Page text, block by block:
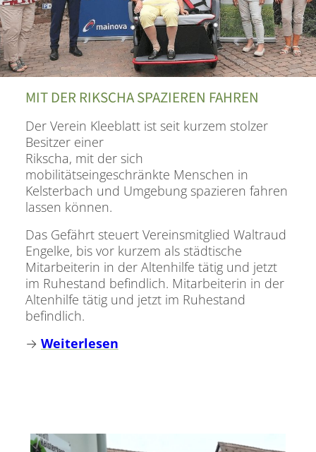
MIT DER RIKSCHA SPAZIEREN FAHREN
Der Verein Kleeblatt ist seit kurzem stolzer
Besitzer einer
Rikscha, mit der sich
mobilitätseingeschränkte Menschen in
Kelsterbach und Umgebung spazieren fahren
lassen können.
Das Gefährt steuert Vereinsmitglied Waltraud
Engelke, bis vor kurzem als städtische
Mitarbeiterin in der Altenhilfe tätig und jetzt
im Ruhestand befindlich. Mitarbeiterin in der
Altenhilfe tätig und jetzt im Ruhestand
befindlich.
→ Weiterlesen